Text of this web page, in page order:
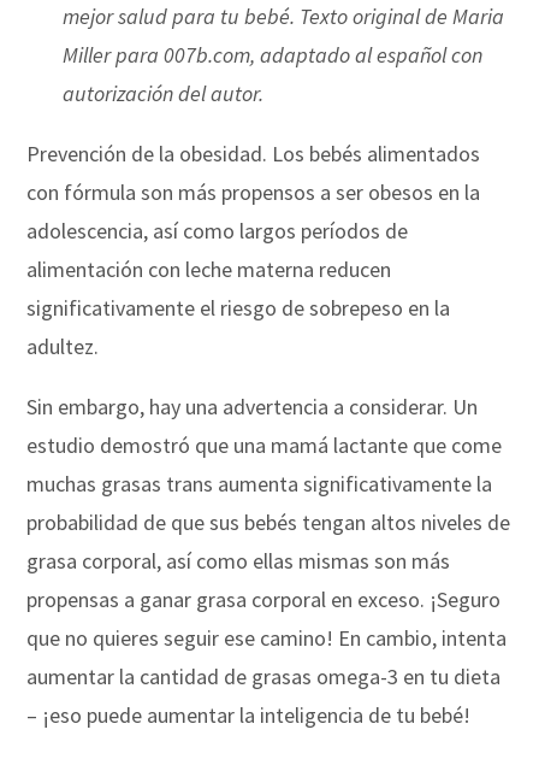
mejor salud para tu bebé. Texto original de Maria
Miller para 007b.com, adaptado al español con
autorización del autor.
Prevención de la obesidad. Los bebés alimentados
con fórmula son más propensos a ser obesos en la
adolescencia, así como largos períodos de
alimentación con leche materna reducen
significativamente el riesgo de sobrepeso en la
adultez.
Sin embargo, hay una advertencia a considerar. Un
estudio demostró que una mamá lactante que come
muchas grasas trans aumenta significativamente la
probabilidad de que sus bebés tengan altos niveles de
grasa corporal, así como ellas mismas son más
propensas a ganar grasa corporal en exceso. ¡Seguro
que no quieres seguir ese camino! En cambio, intenta
aumentar la cantidad de grasas omega-3 en tu dieta
– ¡eso puede aumentar la inteligencia de tu bebé!